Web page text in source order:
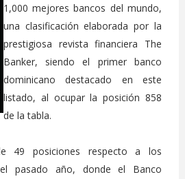
1,000 mejores bancos del mundo,
una clasificación elaborada por la
prestigiosa revista financiera The
Banker, siendo el primer banco
dominicano destacado en este
listado, al ocupar la posición 858
de la tabla.
49 posiciones respecto a los
pasado año, donde el Banco